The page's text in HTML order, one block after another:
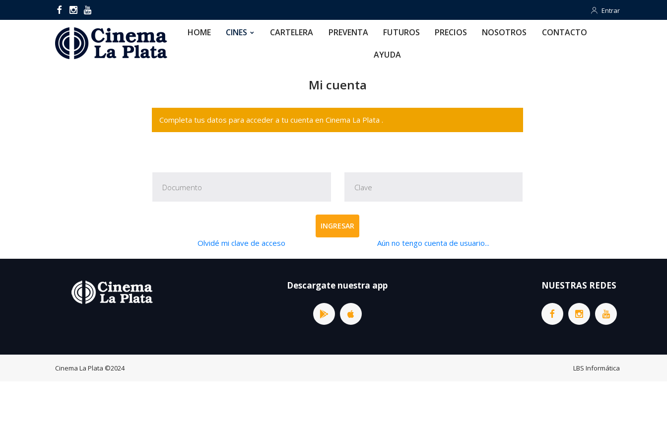
Entrar
Entrar
HOME CINES CARTELERA PREVENTA FUTUROS PRECIOS NOSOTROS CONTACTO
AYUDA
Mi cuenta
Completa tus datos para acceder a tu cuenta en Cinema La Plata .
INGRESAR
Olvidé mi clave de acceso Aún no tengo cuenta de usuario...
Descargate nuestra app NUESTRAS REDES
Cinema La Plata ©2024 LBS Informática